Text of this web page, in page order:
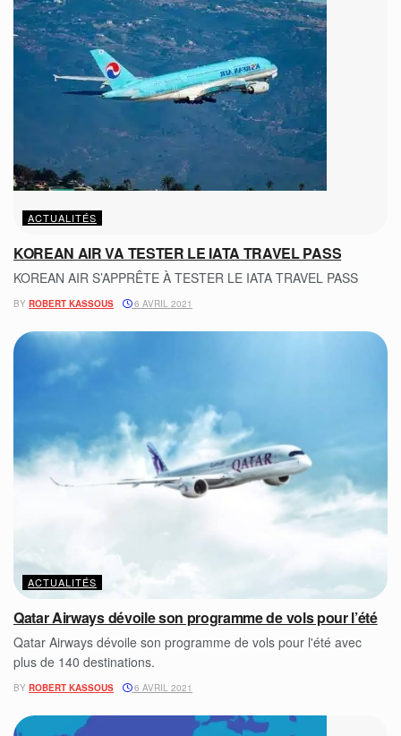
ACTUALITÉS
KOREAN AIR VA TESTER LE IATA TRAVEL PASS
KOREAN AIR S’APPRÊTE À TESTER LE IATA TRAVEL PASS
BY ROBERT KASSOUS 6 AVRIL 2021
ACTUALITÉS
Qatar Airways dévoile son programme de vols pour l’été
Qatar Airways dévoile son programme de vols pour l'été avec
plus de 140 destinations.
BY ROBERT KASSOUS 6 AVRIL 2021